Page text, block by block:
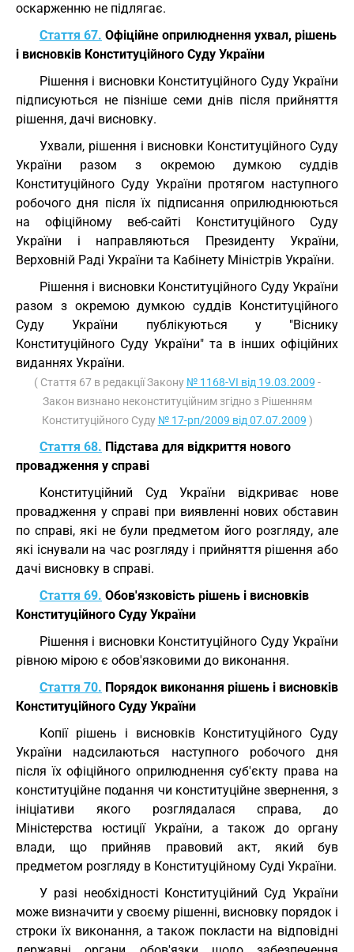
оскарженню не підлягає.
Стаття 67. Офіційне оприлюднення ухвал, рішень
і висновків Конституційного Суду України
Рішення і висновки Конституційного Суду України
підписуються не пізніше семи днів після прийняття
рішення, дачі висновку.
Ухвали, рішення і висновки Конституційного Суду
України разом з окремою думкою суддів
Конституційного Суду України протягом наступного
робочого дня після їх підписання оприлюднюються
на офіційному веб-сайті Конституційного Суду
України і направляються Президенту України,
Верховній Раді України та Кабінету Міністрів України.
Рішення і висновки Конституційного Суду України
разом з окремою думкою суддів Конституційного
Суду України публікуються у "Віснику
Конституційного Суду України" та в інших офіційних
виданнях України.
( Стаття 67 в редакції Закону № 1168-VI від 19.03.2009 -
Закон визнано неконституційним згідно з Рішенням
Конституційного Суду № 17-рп/2009 від 07.07.2009 )
Стаття 68. Підстава для відкриття нового
провадження у справі
Конституційний Суд України відкриває нове
провадження у справі при виявленні нових обставин
по справі, які не були предметом його розгляду, але
які існували на час розгляду і прийняття рішення або
дачі висновку в справі.
Стаття 69. Обов'язковість рішень і висновків
Конституційного Суду України
Рішення і висновки Конституційного Суду України
рівною мірою є обов'язковими до виконання.
Стаття 70. Порядок виконання рішень і висновків
Конституційного Суду України
Копії рішень і висновків Конституційного Суду
України надсилаються наступного робочого дня
після їх офіційного оприлюднення суб'єкту права на
конституційне подання чи конституційне звернення, з
ініціативи якого розглядалася справа, до
Міністерства юстиції України, а також до органу
влади, що прийняв правовий акт, який був
предметом розгляду в Конституційному Суді України.
У разі необхідності Конституційний Суд України
може визначити у своєму рішенні, висновку порядок і
строки їх виконання, а також покласти на відповідні